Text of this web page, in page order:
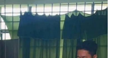
rối trật tự công cộng”.